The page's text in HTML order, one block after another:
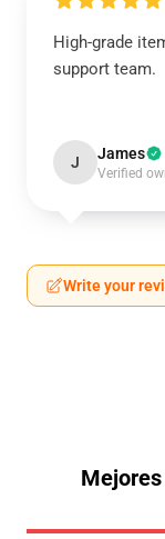
High-grade
support team.
J James
Verified
Write your